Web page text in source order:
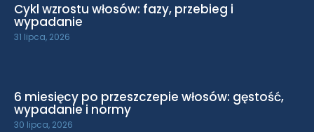
Cykl wzrostu włosów: fazy, przebieg i
wypadanie
31 lipca, 2026
6 miesięcy po przeszczepie włosów: gęstość,
wypadanie i normy
30 lipca, 2026